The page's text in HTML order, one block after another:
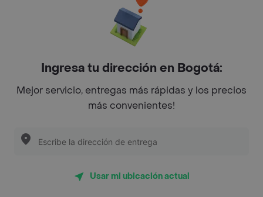
Top Marcas y Cadenas de Restaurantes
Encuéntranos en estos países
App Store Google play
Restaurantes cerca de mi para pedir Comida a Domicilio -
Ingresa tu dirección en Bogotá:
Mejor servicio, entregas más rápidas y los precios
más convenientes!
Usar mi ubicación actual